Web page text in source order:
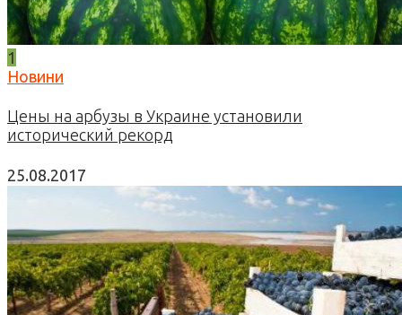
1
Новини
Цены на арбузы в Украине установили
исторический рекорд
25.08.2017